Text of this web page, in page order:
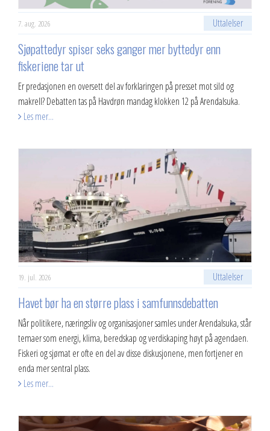
2023
2022
2020
2017
2016
2015
2014
2012
Vedtekter
7. aug. 2026 Uttalelser
Sjøpattedyr spiser seks ganger mer byttedyr enn
fiskeriene tar ut
Er predasjonen en oversett del av forklaringen på presset mot sild og
makrell? Debatten tas på Havdrøn mandag klokken 12 på Arendalsuka.
Les mer...
19. jul. 2026 Uttalelser
Havet bør ha en større plass i samfunnsdebatten
Når politikere, næringsliv og organisasjoner samles under Arendalsuka, står
temaer som energi, klima, beredskap og verdiskaping høyt på agendaen.
Fiskeri og sjømat er ofte en del av disse diskusjonene, men fortjener en
enda mer sentral plass.
Les mer...